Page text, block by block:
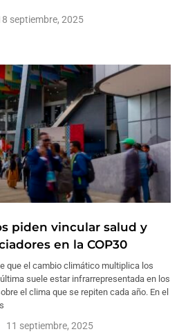
septiembre, 2025
piden vincular salud y
en la COP30
que el cambio climático multiplica los
suele estar infrarrepresentada en los
el clima que se repiten cada año. En el
11 septiembre, 2025